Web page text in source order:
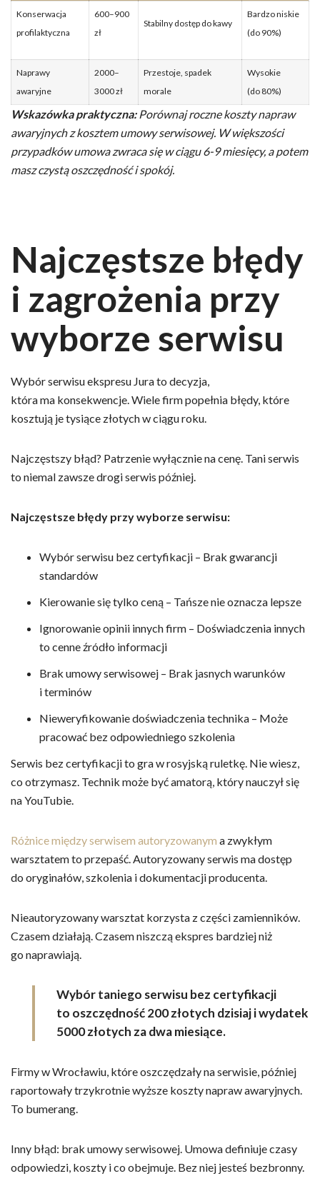
Konserwacja
profilaktyczna
600–900
zł
Stabilny dostęp do kawy
Bardzo niskie
(do 90%)
Naprawy
awaryjne
2000–
3000 zł
Przestoje, spadek
morale
Wysokie
(do 80%)
Wskazówka praktyczna: Porównaj roczne koszty napraw
awaryjnych z kosztem umowy serwisowej. W większości
przypadków umowa zwraca się w ciągu 6-9 miesięcy, a potem
masz czystą oszczędność i spokój.
Najczęstsze błędy
i zagrożenia przy
wyborze serwisu
Wybór serwisu ekspresu Jura to decyzja,
która ma konsekwencje. Wiele firm popełnia błędy, które
kosztują je tysiące złotych w ciągu roku.
Najczęstszy błąd? Patrzenie wyłącznie na cenę. Tani serwis
to niemal zawsze drogi serwis później.
Najczęstsze błędy przy wyborze serwisu:
Wybór serwisu bez certyfikacji – Brak gwarancji
standardów
Kierowanie się tylko ceną – Tańsze nie oznacza lepsze
Ignorowanie opinii innych firm – Doświadczenia innych
to cenne źródło informacji
Brak umowy serwisowej – Brak jasnych warunków
i terminów
Nieweryfikowanie doświadczenia technika – Może
pracować bez odpowiedniego szkolenia
Serwis bez certyfikacji to gra w rosyjską ruletkę. Nie wiesz,
co otrzymasz. Technik może być amatorą, który nauczył się
na YouTubie.
Różnice między serwisem autoryzowanym a zwykłym
warsztatem to przepaść. Autoryzowany serwis ma dostęp
do oryginałów, szkolenia i dokumentacji producenta.
Nieautoryzowany warsztat korzysta z części zamienników.
Czasem działają. Czasem niszczą ekspres bardziej niż
go naprawiają.
Wybór taniego serwisu bez certyfikacji
to oszczędność 200 złotych dzisiaj i wydatek
5000 złotych za dwa miesiące.
Firmy w Wrocławiu, które oszczędzały na serwisie, później
raportowały trzykrotnie wyższe koszty napraw awaryjnych.
To bumerang.
Inny błąd: brak umowy serwisowej. Umowa definiuje czasy
odpowiedzi, koszty i co obejmuje. Bez niej jesteś bezbronny.